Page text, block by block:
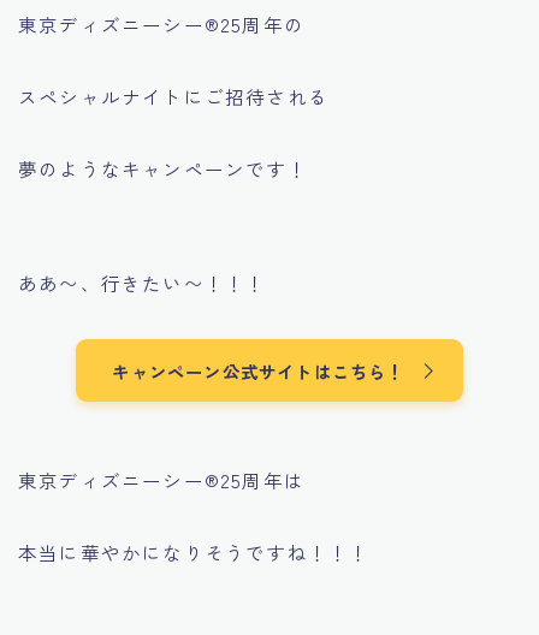
東京ディズニーシー®︎25周年の
スペシャルナイトにご招待される
夢のようなキャンペーンです！
ああ〜、行きたい〜！！！
キャンペーン公式サイトはこちら！
東京ディズニーシー®︎25周年は
本当に華やかになりそうですね！！！